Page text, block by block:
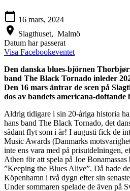
calendar_today 16 mars, 2024
location_on Slagthuset, Malmö
Datum har passerat
Visa Facebookeventet
Den danska blues-björnen
band The Black Tornado inleder
Den 16 mars äntrar de scen på
dos av bandets americana-doftande
Aldrig tidigare i sin 20-åriga historia
hans band The Black Tornado, det
sådant flyt som i år! I augusti fick de
Music Awards (Danmarks
inte ens vara med på prisutdelningen,
Athen för att spela på Joe
”Keeping the Blues Alive”. Då hade
Köpenhamn i två dygn efter sin
Under sommaren spelade de även på